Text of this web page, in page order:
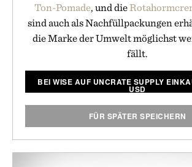
Ton-Pomade, und die
sind auch als Nachfüllpackungen
die Marke der Umwelt möglichst
fällt.
BEI WISE AUF UNCRATE SUPPLY
USD
FÜR SPÄTER SPEICHERN